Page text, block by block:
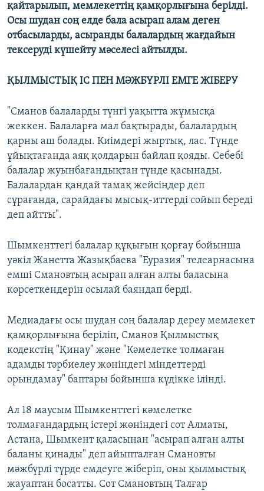
қайтарылып, мемлекеттің қамқорлығына берілді.
Осы шудан соң елде бала асырап алам деген
отбасыларды, асыранды балалардың жағдайын
тексеруді күшейту мәселесі айтылды.
ҚЫЛМЫСТЫҚ ІС ПЕН МӘЖБҮРЛІ ЕМГЕ ЖІБЕРУ
"Сманов балаларды түнгі уақытта жұмысқа
жеккен. Балаларға мал бақтырады, балалардың
қарны аш болады. Киімдері жыртық, лас. Түнде
ұйықтағанда аяқ қолдарын байлап қояды. Себебі
балалар жуынбағандықтан түнде қасынады.
Балалардан қандай тамақ жейсіңдер деп
сұрағанда, сарайдағы мысық-иттерді сойып береді
деп айтты".
Шымкенттегі балалар құқығын қорғау бойынша
уәкіл Жанетта Жазықбаева "Еуразия" телеарнасына
емші Смановтың асырап алған алты баласына
көрсеткендерін осылай баяндап берді.
Медиадағы осы шудан соң балалар дереу мемлекет
қамқорлығына беріліп, Сманов Қылмыстық
кодекстің "Қинау" және "Кәмелетке толмаған
адамды тәрбиелеу жөніндегі міндеттерді
орындамау" баптары бойынша күдікке ілінді.
Ал 18 маусым Шымкенттегі кәмелетке
толмағандардың істері жөніндегі сот Алматы,
Астана, Шымкент қаласынан "асырап алған алты
баланы қинады" деп айыпталған Смановты
мәжбүрлі түрде емдеуге жіберіп, оны қылмыстық
жауаптан босатты. Сот Смановтың Талғар